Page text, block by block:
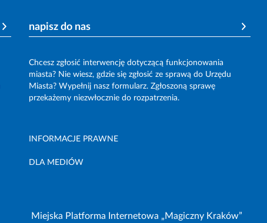
napisz do nas
Chcesz zgłosić interwencję dotyczącą funkcjonowania
miasta? Nie wiesz, gdzie się zgłosić ze sprawą do Urzędu
Miasta? Wypełnij nasz formularz. Zgłoszoną sprawę
przekażemy niezwłocznie do rozpatrzenia.
INFORMACJE PRAWNE
DLA MEDIÓW
Miejska Platforma Internetowa „Magiczny Kraków”